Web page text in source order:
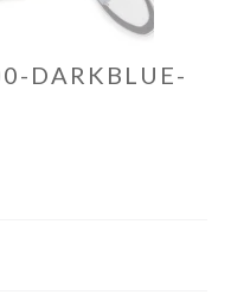
DARKBLUE-